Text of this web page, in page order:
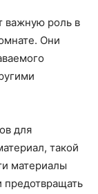
важную роль в
Они
для
такой
материалы
предотвращать